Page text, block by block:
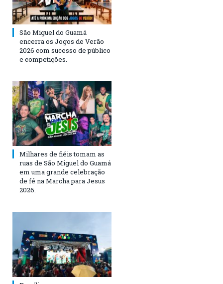
São Miguel do Guamá
encerra os Jogos de Verão
2026 com sucesso de público
e competições.
Milhares de fiéis tomam as
ruas de São Miguel do Guamá
em uma grande celebração
de fé na Marcha para Jesus
2026.